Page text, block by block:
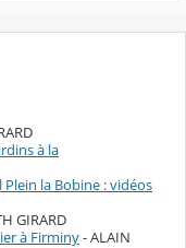
à la
la Bobine : vidéos
GIRARD
à Firminy- ALAIN